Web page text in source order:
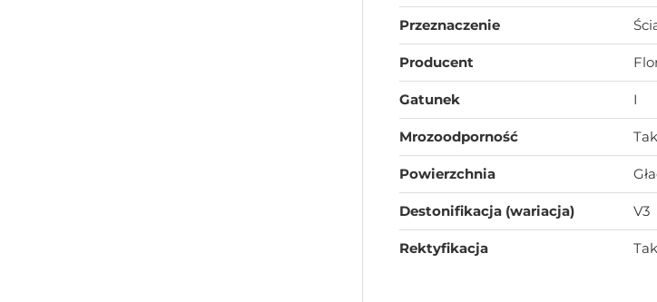
Przeznaczenie
Producent
Gatunek I
Mrozoodporność Tak
Powierzchnia
Destonifikacja (wariacja) V3
Rektyfikacja Tak